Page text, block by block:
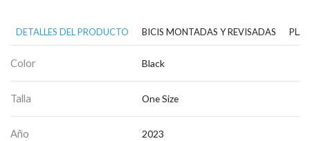
DETALLES DEL PRODUCTO BICIS MONTADAS Y REVISADAS
Color Black
Talla One Size
Año 2023